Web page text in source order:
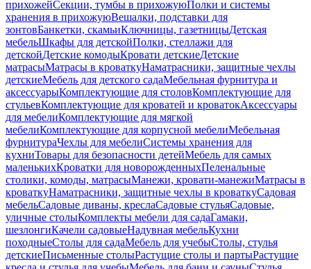
прихожейСекции, тумбы в прихожуюПолки и системы
хранения в прихожуюВешалки, подставки для
зонтовБанкетки, скамьиКлючницы, газетницыДетская
мебельШкафы для детскойПолки, стеллажи для
детскойДетские комодыКровати детскиеДетские
матрасыМатрасы в кроваткуНаматрасники, защитные чехлы
детскиеМебель для детского садаМебельная фурнитура и
аксессуарыКомплектующие для столовКомплектующие для
стульевКомплектующие для кроватей и кроватокАксессуары
для мебелиКомплектующие для мягкой
мебелиКомплектующие для корпусной мебелиМебельная
фурнитураЧехлы для мебелиСистемы хранения для
кухниТовары для безопасности детейМебель для самых
маленькихКроватки для новорожденныхПеленальные
столики, комоды, матрасыМанежи, кровати-манежиМатрасы в
кроваткуНаматрасники, защитные чехлы в кроваткуСадовая
мебельСадовые диваны, креслаСадовые стульяСадовые,
уличные столыКомплекты мебели для садаГамаки,
шезлонгиКачели садовыеНадувная мебельКухни
походныеСтолы для садаМебель для учебыСтолы, стулья
детскиеПисьменные столыРастущие столы и партыРастущие